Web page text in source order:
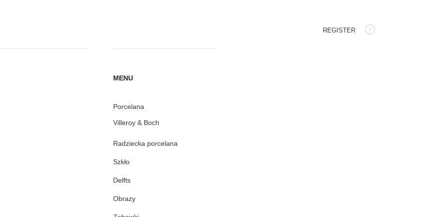
REGISTER
MENU
Porcelana
Villeroy & Boch
Radziecka porcelana
Szkło
Delfts
Obrazy